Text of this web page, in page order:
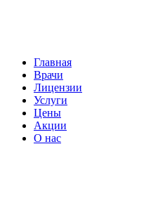
Главная
Врачи
Лицензии
Услуги
Цены
Акции
О нас